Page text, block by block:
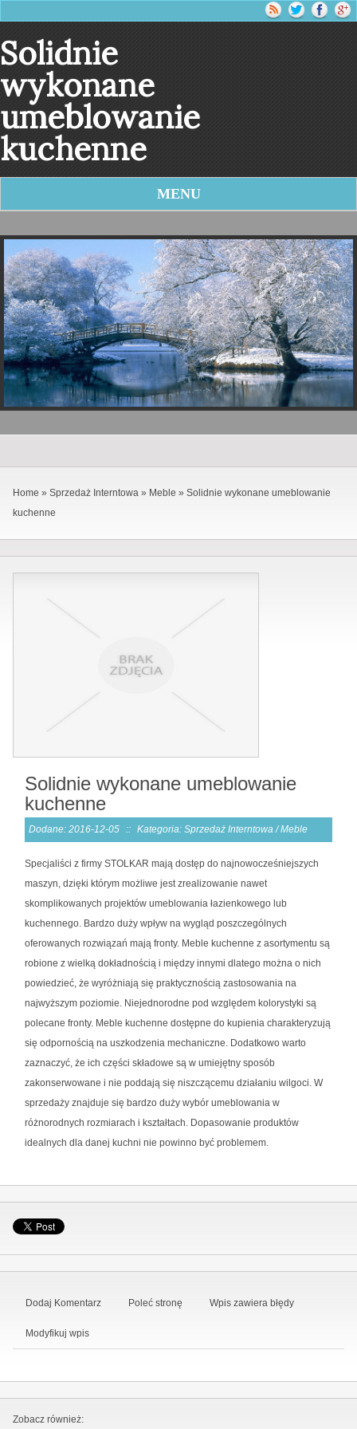
Solidnie
wykonane
umeblowanie
kuchenne
MENU
Home » Sprzedaż Interntowa » Meble » Solidnie wykonane umeblowanie
kuchenne
Solidnie wykonane umeblowanie
kuchenne
Dodane: 2016-12-05 :: Kategoria: Sprzedaż Interntowa / Meble
Specjaliści z firmy STOLKAR mają dostęp do najnowocześniejszych
maszyn, dzięki którym możliwe jest zrealizowanie nawet
skomplikowanych projektów umeblowania łazienkowego lub
kuchennego. Bardzo duży wpływ na wygląd poszczególnych
oferowanych rozwiązań mają fronty. Meble kuchenne z asortymentu są
robione z wielką dokładnością i między innymi dlatego można o nich
powiedzieć, że wyróżniają się praktycznością zastosowania na
najwyższym poziomie. Niejednorodne pod względem kolorystyki są
polecane fronty. Meble kuchenne dostępne do kupienia charakteryzują
się odpornością na uszkodzenia mechaniczne. Dodatkowo warto
zaznaczyć, że ich części składowe są w umiejętny sposób
zakonserwowane i nie poddają się niszczącemu działaniu wilgoci. W
sprzedaży znajduje się bardzo duży wybór umeblowania w
różnorodnych rozmiarach i kształtach. Dopasowanie produktów
idealnych dla danej kuchni nie powinno być problemem.
Dodaj Komentarz Poleć stronę Wpis zawiera błędy
Modyfikuj wpis
Zobacz również: